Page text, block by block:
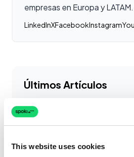
This website uses cookies
empresas en Europa y LATAM.
LinkedInXFacebookInstagram
Últimos Artículos
Cómo
Sheets con
Mailchimp